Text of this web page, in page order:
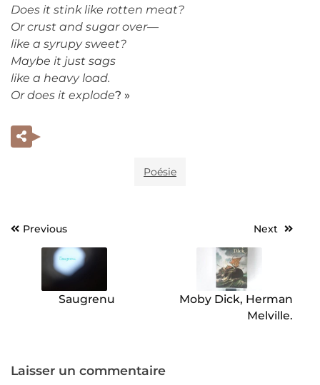
Does it stink like rotten meat?
Or crust and sugar over—
like a syrupy sweet?
Maybe it just sags
like a heavy load.
Or does it explode? »
Poésie
Navigation
l’article
Previous
Saugrenu
Next
Moby Dick, Herman
Melville.
Laisser un commentaire